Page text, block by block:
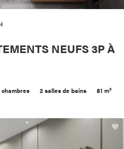
NEUFS 3P À
chambres 2 salles de bains 81 m²